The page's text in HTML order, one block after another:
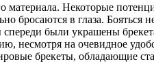
материала. Некоторые
бросаются в глаза. Бояться
спереди были украшены
несмотря на очевидное
брекеты, обладающие